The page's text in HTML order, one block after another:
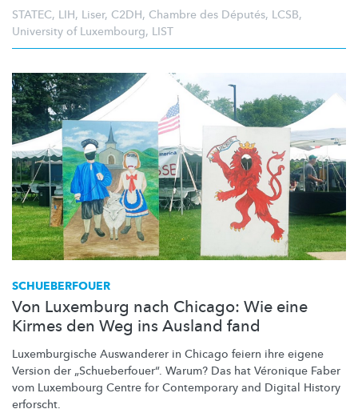
STATEC, LIH, Liser, C2DH, Chambre des Députés, LCSB,
University of Luxembourg, LIST
SCHUEBERFOUER
Von Luxemburg nach Chicago: Wie eine
Kirmes den Weg ins Ausland fand
Luxemburgische Auswanderer in Chicago feiern ihre eigene
Version der „Schueberfouer“. Warum? Das hat Véronique Faber
vom Luxembourg Centre for Contemporary and Digital History
erforscht.